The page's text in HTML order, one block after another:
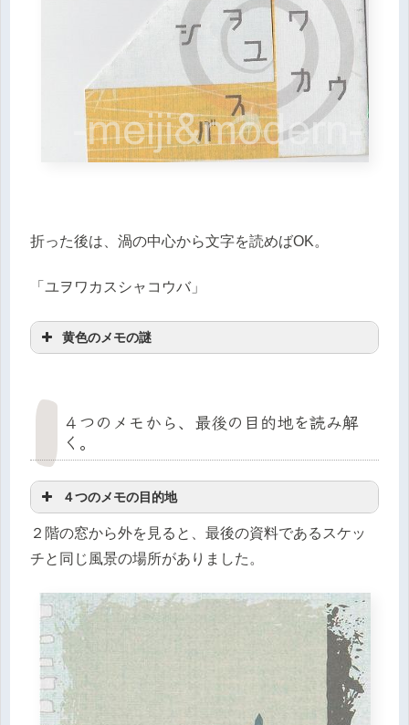
折った後は、渦の中心から文字を読めばOK。
「ユヲワカスシャコウバ」
黄色のメモの謎
４つのメモから、最後の目的地を読み解
く。
４つのメモの目的地
２階の窓から外を見ると、最後の資料であるスケッ
チと同じ風景の場所がありました。